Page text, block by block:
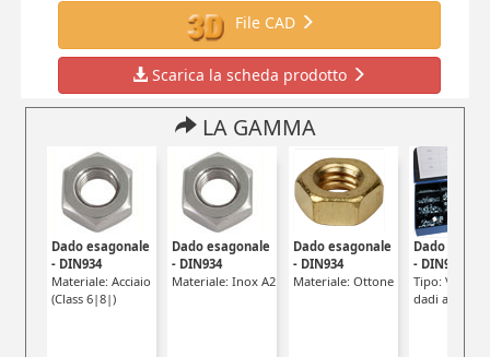
File CAD
Scarica la scheda prodotto
LA GAMMA
Dado esagonale
- DIN934
Materiale: Acciaio
(Class 6|8|)
Dado esagonale
- DIN934
Materiale: Inox A2
Dado esagonale
- DIN934
Materiale: Ottone
Dado
- DIN934
Tipo:
dadi acciaio